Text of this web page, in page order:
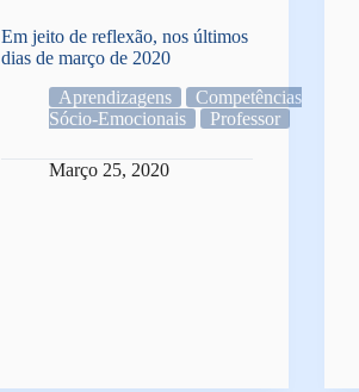
Em jeito de reflexão, nos últimos
dias de março de 2020
Aprendizagens
Competências
Sócio-Emocionais
Professor
Março 25, 2020